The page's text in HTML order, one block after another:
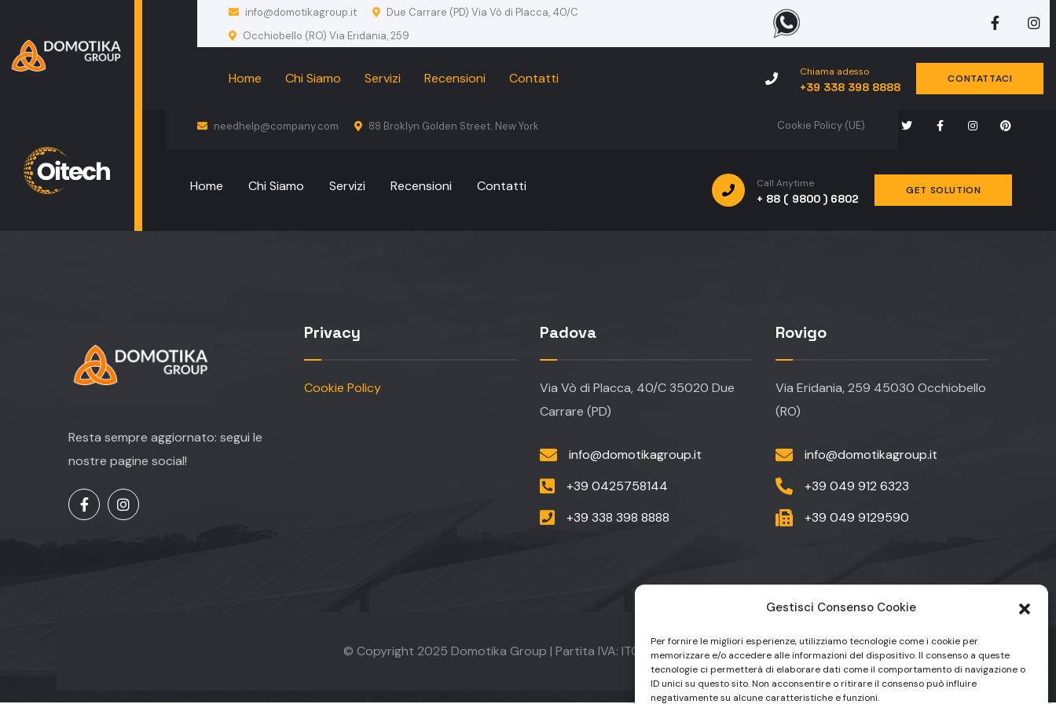
Gestisci Consenso Cookie
Per fornire le migliori esperienze, utilizziamo tecnologie come i cookie per
memorizzare e/o accedere alle informazioni del dispositivo. Il consenso a queste
tecnologie ci permetterà di elaborare dati come il comportamento di navigazione o
ID unici su questo sito. Non acconsentire o ritirare il consenso può influire
negativamente su alcune caratteristiche e funzioni.
info@domotikagroup.it
Due Carrare (PD) Via Vò di Placca, 40/C
Occhiobello (RO) Via Eridania, 259
Home Chi Siamo Servizi Recensioni Contatti Chiama adesso
+39 338 398 8888
CONTATTACI
needhelp@company.com 88 Broklyn Golden Street. New York Cookie Policy (UE)
Home Chi Siamo Servizi Recensioni Contatti Call Anytime
+ 88 ( 9800 ) 6802
GET SOLUTION
Resta sempre aggiornato: segui le
nostre pagine social!
Privacy
Cookie Policy
Padova
Via Vò di Placca, 40/C 35020 Due
Carrare (PD)
info@domotikagroup.it
+39 0425758144
+39 338 398 8888
Rovigo
Via Eridania, 259 45030 Occhiobello
(RO)
info@domotikagroup.it
+39 049 912 6323
+39 049 9129590
© Copyright 2025 Domotika Group | Partita IVA: IT04233500281